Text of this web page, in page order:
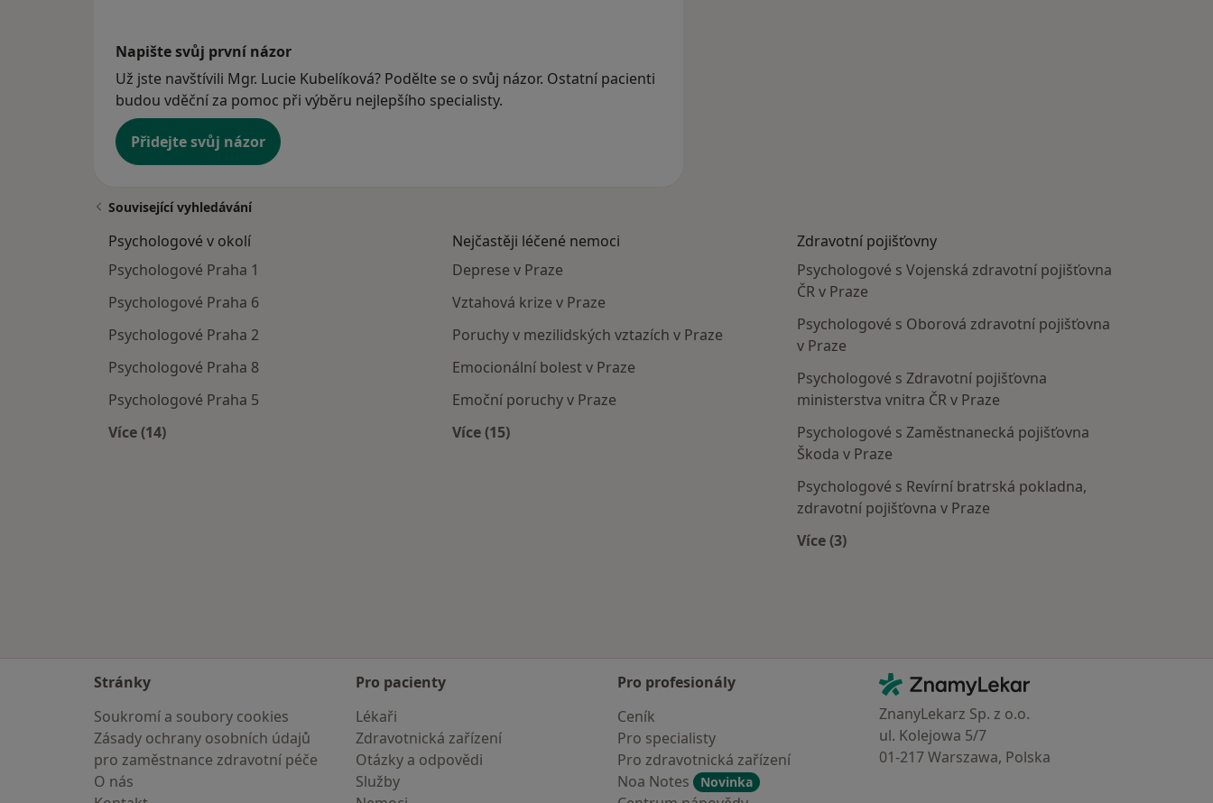
Napište svůj první názor
Už jste navštívili Mgr. Lucie Kubelíková? Podělte se o svůj názor. Ostatní pacienti
budou vděční za pomoc při výběru nejlepšího specialisty.
Přidejte svůj názor
Související vyhledávání
Psychologové v okolí
Psychologové Praha 1
Psychologové Praha 6
Psychologové Praha 2
Psychologové Praha 8
Psychologové Praha 5
Více (14)
Nejčastěji léčené nemoci
Deprese v Praze
Vztahová krize v Praze
Poruchy v mezilidských vztazích v Praze
Emocionální bolest v Praze
Emoční poruchy v Praze
Více (15)
Zdravotní pojišťovny
Psychologové s Vojenská zdravotní pojišťovna
ČR v Praze
Psychologové s Oborová zdravotní pojišťovna
v Praze
Psychologové s Zdravotní pojišťovna
ministerstva vnitra ČR v Praze
Psychologové s Zaměstnanecká pojišťovna
Škoda v Praze
Psychologové s Revírní bratrská pokladna,
zdravotní pojišťovna v Praze
Více (3)
Stránky
Soukromí a soubory cookies
Zásady ochrany osobních údajů
pro zaměstnance zdravotní péče
O nás
Pro pacienty
Lékaři
Zdravotnická zařízení
Otázky a odpovědi
Služby
Pro profesionály
Ceník
Pro specialisty
Pro zdravotnická zařízení
Noa Notes
Novinka
Kontakt
ZnamyLekar - Hlavní stránka
ZnanyLekarz Sp. z o.o.
ul. Kolejowa 5/7
01-217 Warszawa, Polska